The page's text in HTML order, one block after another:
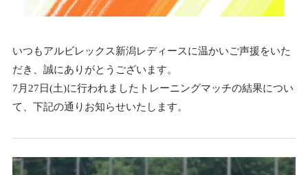
いつもアルビレックス新潟レディースに温かいご声援をいた
だき、誠にありがとうございます。
7月27日(土)に行われましたトレーニングマッチの結果につい
て、下記の通りお知らせいたします。